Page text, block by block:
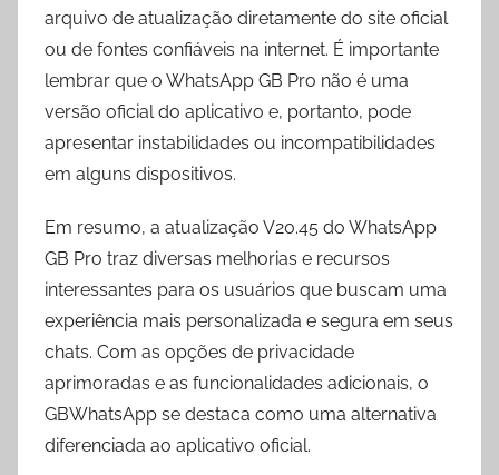
arquivo de atualização diretamente do site oficial
ou de fontes confiáveis na internet. É importante
lembrar que o WhatsApp GB Pro não é uma
versão oficial do aplicativo e, portanto, pode
apresentar instabilidades ou incompatibilidades
em alguns dispositivos.
Em resumo, a atualização V20.45 do WhatsApp
GB Pro traz diversas melhorias e recursos
interessantes para os usuários que buscam uma
experiência mais personalizada e segura em seus
chats. Com as opções de privacidade
aprimoradas e as funcionalidades adicionais, o
GBWhatsApp se destaca como uma alternativa
diferenciada ao aplicativo oficial.